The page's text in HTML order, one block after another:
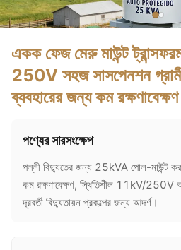
একক ফেজ মেরু মাউন্ট
250V সহজ সাসপেনশন
ব্যবহারের জন্য কম রক্ষণাবেক্ষণ
পণ্যের সারসংক্ষেপ
পল্লী বিদ্যুতের জন্য 25kVA পোল-মাউন্ট
কম রক্ষণাবেক্ষণ, স্থিতিশীল 11kV/250V
দূরবর্তী বিদ্যুতায়ন প্রকল্পের জন্য আদর্শ।